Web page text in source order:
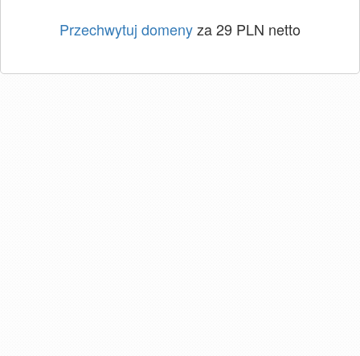
Przechwytuj domenyza 29 PLN netto